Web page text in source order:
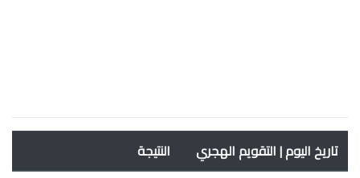
تاريخ اليوم | التقويم الهجري
النتيجة